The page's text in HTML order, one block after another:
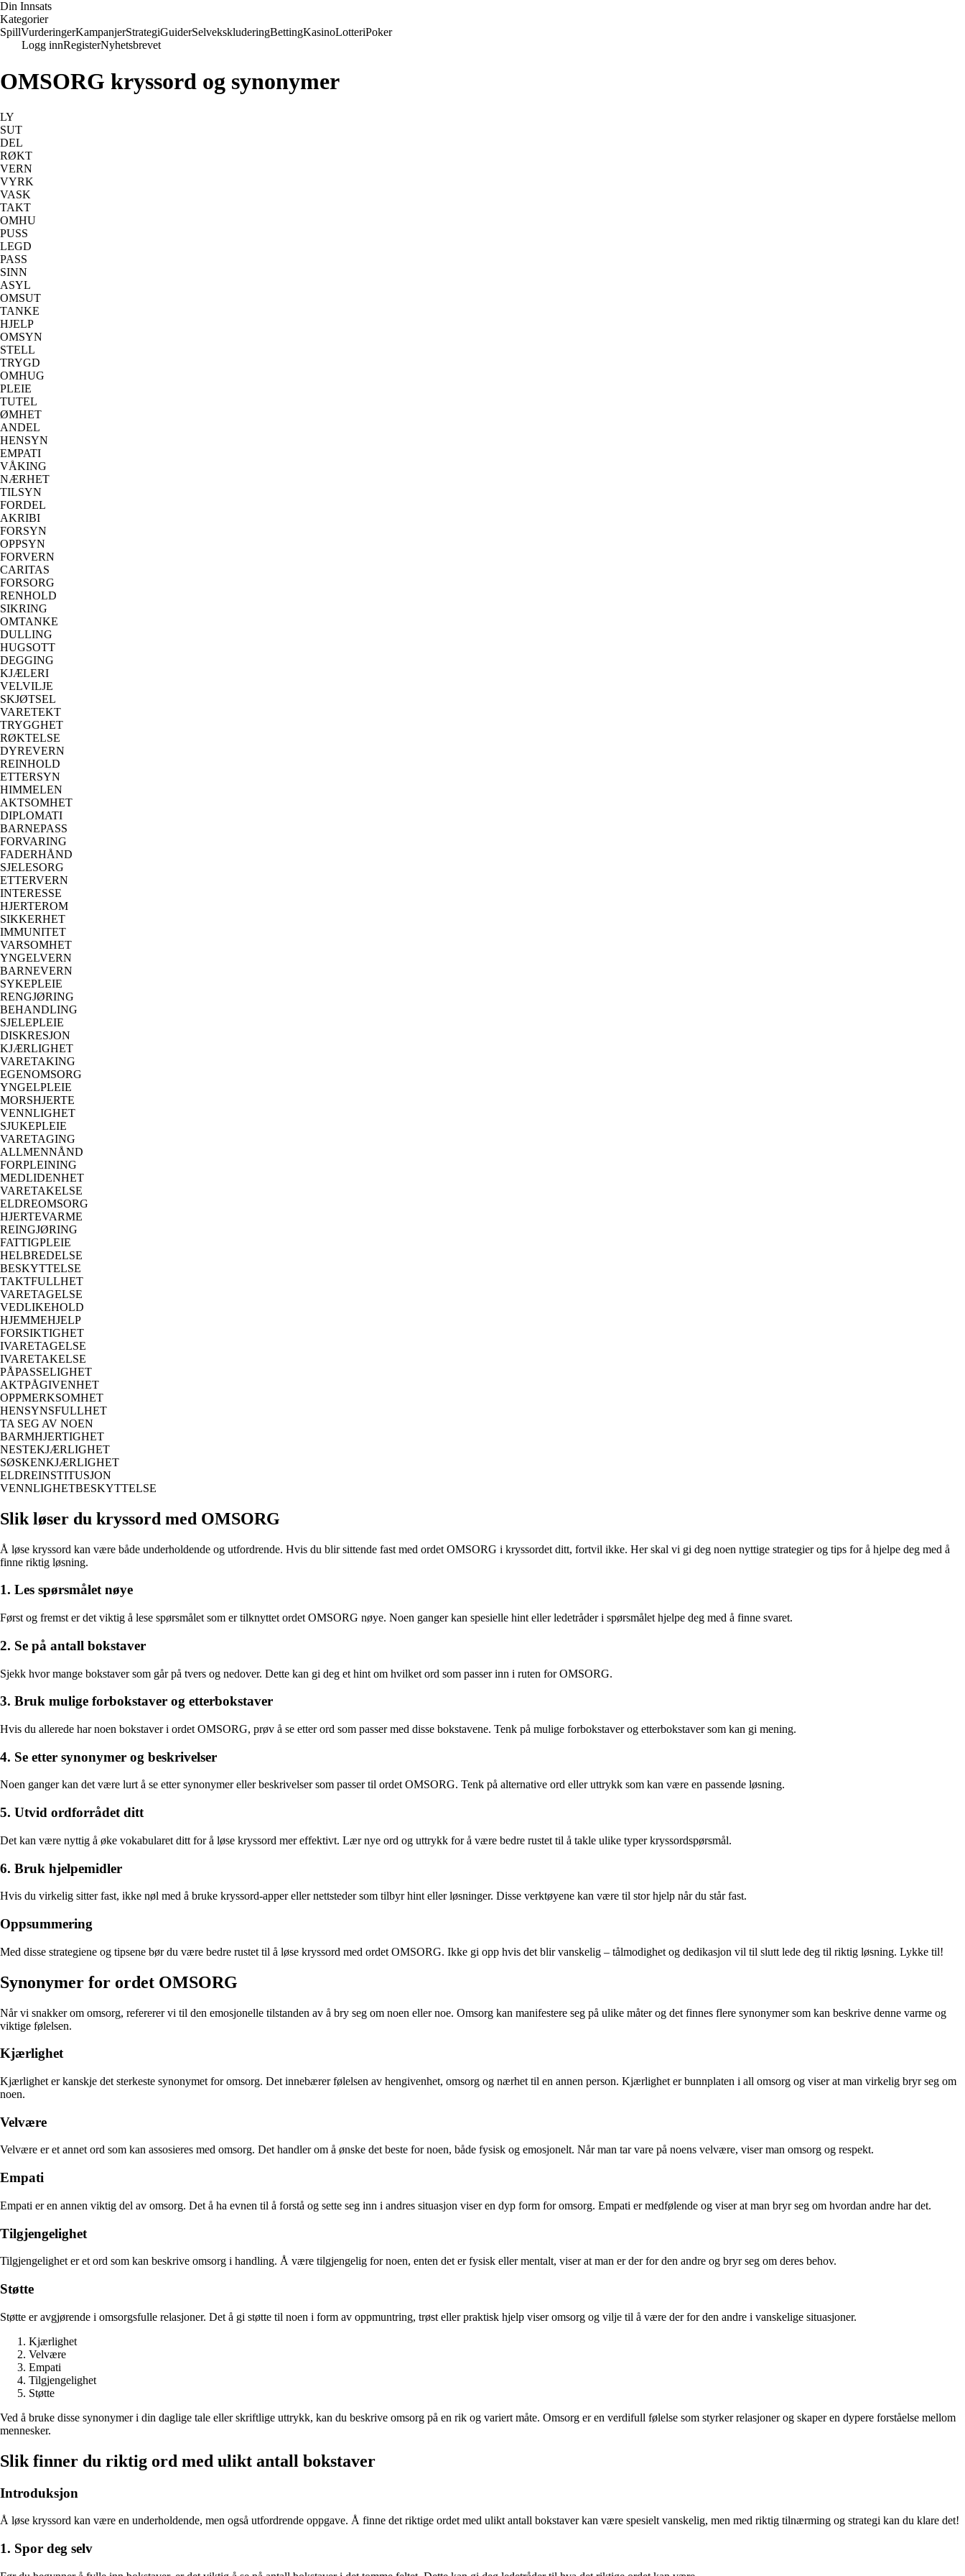
Din Innsats
Kategorier
SpillVurderingerKampanjerStrategiGuiderSelvekskluderingBettingKasinoLotteriPoker
Logg innRegisterNyhetsbrevet
OMSORG kryssord og synonymer
LY
SUT
DEL
RØKT
VERN
VYRK
VASK
TAKT
OMHU
PUSS
LEGD
PASS
SINN
ASYL
OMSUT
TANKE
HJELP
OMSYN
STELL
TRYGD
OMHUG
PLEIE
TUTEL
ØMHET
ANDEL
HENSYN
EMPATI
VÅKING
NÆRHET
TILSYN
FORDEL
AKRIBI
FORSYN
OPPSYN
FORVERN
CARITAS
FORSORG
RENHOLD
SIKRING
OMTANKE
DULLING
HUGSOTT
DEGGING
KJÆLERI
VELVILJE
SKJØTSEL
VARETEKT
TRYGGHET
RØKTELSE
DYREVERN
REINHOLD
ETTERSYN
HIMMELEN
AKTSOMHET
DIPLOMATI
BARNEPASS
FORVARING
FADERHÅND
SJELESORG
ETTERVERN
INTERESSE
HJERTEROM
SIKKERHET
IMMUNITET
VARSOMHET
YNGELVERN
BARNEVERN
SYKEPLEIE
RENGJØRING
BEHANDLING
SJELEPLEIE
DISKRESJON
KJÆRLIGHET
VARETAKING
EGENOMSORG
YNGELPLEIE
MORSHJERTE
VENNLIGHET
SJUKEPLEIE
VARETAGING
ALLMENNÅND
FORPLEINING
MEDLIDENHET
VARETAKELSE
ELDREOMSORG
HJERTEVARME
REINGJØRING
FATTIGPLEIE
HELBREDELSE
BESKYTTELSE
TAKTFULLHET
VARETAGELSE
VEDLIKEHOLD
HJEMMEHJELP
FORSIKTIGHET
IVARETAGELSE
IVARETAKELSE
PÅPASSELIGHET
AKTPÅGIVENHET
OPPMERKSOMHET
HENSYNSFULLHET
TA SEG AV NOEN
BARMHJERTIGHET
NESTEKJÆRLIGHET
SØSKENKJÆRLIGHET
ELDREINSTITUSJON
VENNLIGHETBESKYTTELSE
Slik løser du kryssord med OMSORG
Å løse kryssord kan være både underholdende og utfordrende. Hvis du blir sittende fast med ordet OMSORG i kryssordet ditt, fortvil ikke. Her skal vi gi deg noen nyttige strategier og tips for å hjelpe deg med å
finne riktig løsning.
1. Les spørsmålet nøye
Først og fremst er det viktig å lese spørsmålet som er tilknyttet ordet OMSORG nøye. Noen ganger kan spesielle hint eller ledetråder i spørsmålet hjelpe deg med å finne svaret.
2. Se på antall bokstaver
Sjekk hvor mange bokstaver som går på tvers og nedover. Dette kan gi deg et hint om hvilket ord som passer inn i ruten for OMSORG.
3. Bruk mulige forbokstaver og etterbokstaver
Hvis du allerede har noen bokstaver i ordet OMSORG, prøv å se etter ord som passer med disse bokstavene. Tenk på mulige forbokstaver og etterbokstaver som kan gi mening.
4. Se etter synonymer og beskrivelser
Noen ganger kan det være lurt å se etter synonymer eller beskrivelser som passer til ordet OMSORG. Tenk på alternative ord eller uttrykk som kan være en passende løsning.
5. Utvid ordforrådet ditt
Det kan være nyttig å øke vokabularet ditt for å løse kryssord mer effektivt. Lær nye ord og uttrykk for å være bedre rustet til å takle ulike typer kryssordspørsmål.
6. Bruk hjelpemidler
Hvis du virkelig sitter fast, ikke nøl med å bruke kryssord-apper eller nettsteder som tilbyr hint eller løsninger. Disse verktøyene kan være til stor hjelp når du står fast.
Oppsummering
Med disse strategiene og tipsene bør du være bedre rustet til å løse kryssord med ordet OMSORG. Ikke gi opp hvis det blir vanskelig – tålmodighet og dedikasjon vil til slutt lede deg til riktig løsning. Lykke til!
Synonymer for ordet OMSORG
Når vi snakker om omsorg, refererer vi til den emosjonelle tilstanden av å bry seg om noen eller noe. Omsorg kan manifestere seg på ulike måter og det finnes flere synonymer som kan beskrive denne varme og
viktige følelsen.
Kjærlighet
Kjærlighet er kanskje det sterkeste synonymet for omsorg. Det innebærer følelsen av hengivenhet, omsorg og nærhet til en annen person. Kjærlighet er bunnplaten i all omsorg og viser at man virkelig bryr seg om
noen.
Velvære
Velvære er et annet ord som kan assosieres med omsorg. Det handler om å ønske det beste for noen, både fysisk og emosjonelt. Når man tar vare på noens velvære, viser man omsorg og respekt.
Empati
Empati er en annen viktig del av omsorg. Det å ha evnen til å forstå og sette seg inn i andres situasjon viser en dyp form for omsorg. Empati er medfølende og viser at man bryr seg om hvordan andre har det.
Tilgjengelighet
Tilgjengelighet er et ord som kan beskrive omsorg i handling. Å være tilgjengelig for noen, enten det er fysisk eller mentalt, viser at man er der for den andre og bryr seg om deres behov.
Støtte
Støtte er avgjørende i omsorgsfulle relasjoner. Det å gi støtte til noen i form av oppmuntring, trøst eller praktisk hjelp viser omsorg og vilje til å være der for den andre i vanskelige situasjoner.
Kjærlighet
Velvære
Empati
Tilgjengelighet
Støtte
Ved å bruke disse synonymer i din daglige tale eller skriftlige uttrykk, kan du beskrive omsorg på en rik og variert måte. Omsorg er en verdifull følelse som styrker relasjoner og skaper en dypere forståelse mellom
mennesker.
Slik finner du riktig ord med ulikt antall bokstaver
Introduksjon
Å løse kryssord kan være en underholdende, men også utfordrende oppgave. Å finne det riktige ordet med ulikt antall bokstaver kan være spesielt vanskelig, men med riktig tilnærming og strategi kan du klare det!
1. Spor deg selv